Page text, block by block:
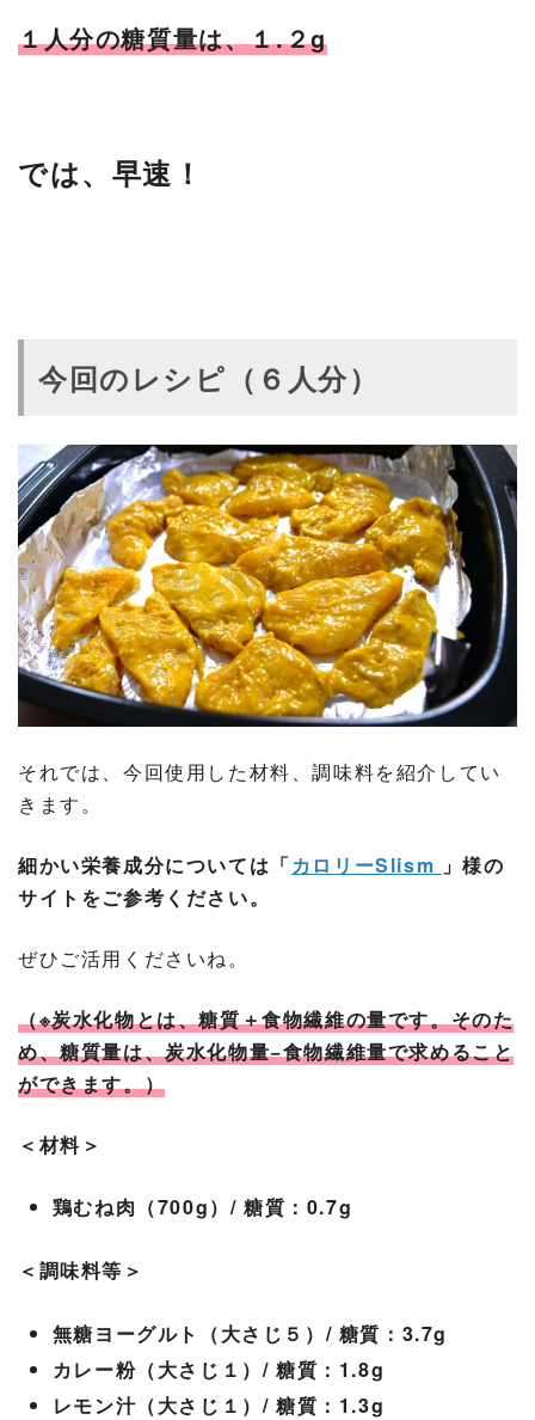
１人分の糖質量は、１.２g
では、早速！
今回のレシピ（６人分）
それでは、今回使用した材料、調味料を紹介してい
きます。
細かい栄養成分については「カロリーSlism 」様の
サイトをご参考ください。
ぜひご活用くださいね。
（※炭水化物とは、糖質＋食物繊維の量です。そのた
め、糖質量は、炭水化物量−食物繊維量で求めること
ができます。）
＜材料＞
鶏むね肉（700g）/ 糖質：0.7g
＜調味料等＞
無糖ヨーグルト（大さじ５）/ 糖質：3.7g
カレー粉（大さじ１）/ 糖質：1.8g
レモン汁（大さじ１）/ 糖質：1.3g